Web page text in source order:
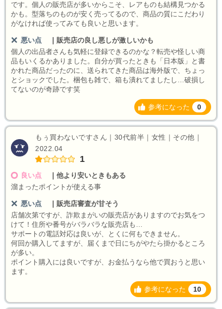
です。個人の販売店が多いからこそ、レアものも結構見つかる
かも。型落ちのものが安く売ってるので、商品の質にこだわり
がなければ使ってみても良いと思います。
悪い点
販売店の良し悪しが激しいかも
個人の出品者さんも気軽に登録できるのかな？転売や怪しい商
品もいくるかありました。自分が買ったときも「日本版」と書
かれた商品だったのに、送られてきた商品は海外版で、ちょっ
とショックでした。梱包も雑で、箱も潰れてましたし…破損し
てないのが奇跡です笑
参考になった 0
もぅ買わないですさん｜30代前半｜女性｜その他｜
2022.04
1
良い点
他より安いときもある
溜まったポイントが使える事
悪い点
販売店審査が甘そう
店舗次第ですが、詐欺まがいの販売店がありますのでお気をつ
けて！住所や番号がバラバラな販売店も…
サポートの電話対応は良いが、とくに何もできません。
何回か購入してますが、届くまで日にちがやたら掛かるところ
が多い。
ポイント購入には良いですが、お金払うなら他で買おうと思い
ます。
参考になった 10